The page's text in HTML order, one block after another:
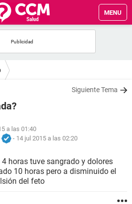
MENU
Siguiente Tema
a las 01:40
- 14 jul 2015 a las 02:20
horas tuve sangrado y dolores
10 horas pero a disminuido el
del feto